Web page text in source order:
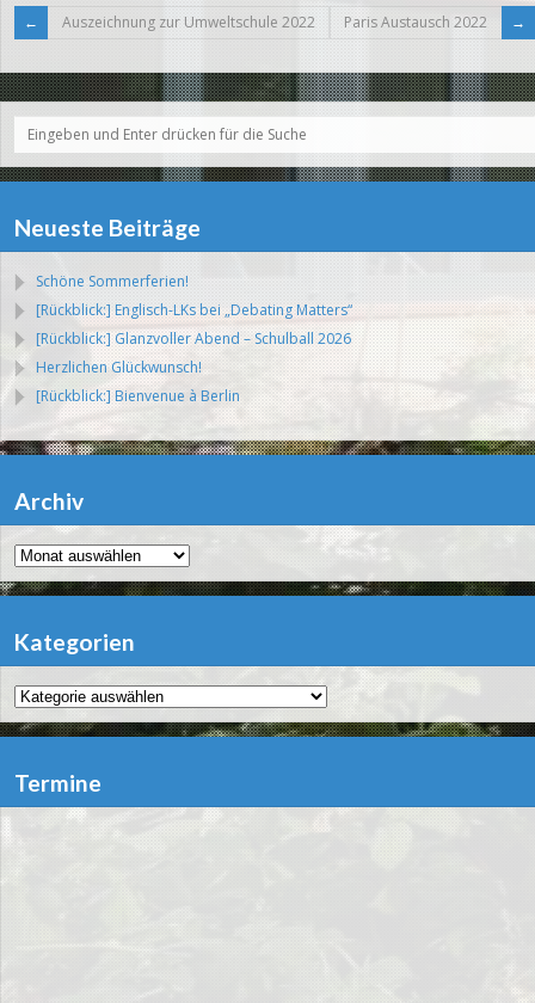
Auszeichnung zur Umweltschule 2022 Paris Austausch 2022
Neueste Beiträge
Schöne Sommerferien!
[Rückblick:] Englisch-LKs bei „Debating Matters“
[Rückblick:] Glanzvoller Abend – Schulball 2026
Herzlichen Glückwunsch!
[Rückblick:] Bienvenue à Berlin
Archiv
Archiv
Kategorien
Kategorien
Termine